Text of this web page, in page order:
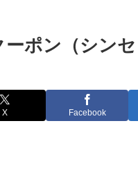
ポン（シン
X Facebook